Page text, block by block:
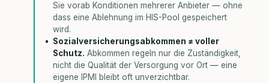
Sie vorab Konditionen mehrerer Anbieter — ohne
dass eine Ablehnung im HIS-Pool gespeichert
wird.
Sozialversicherungsabkommen ≠ voller
Schutz. Abkommen regeln nur die Zuständigkeit,
nicht die Qualität der Versorgung vor Ort — eine
eigene IPMI bleibt oft unverzichtbar.